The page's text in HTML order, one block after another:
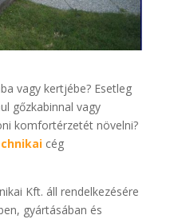
vagy kertjébe? Esetleg
gőzkabinnal vagy
komfortérzetét növelni?
cég
Kft. áll rendelkezésére
gyártásában és